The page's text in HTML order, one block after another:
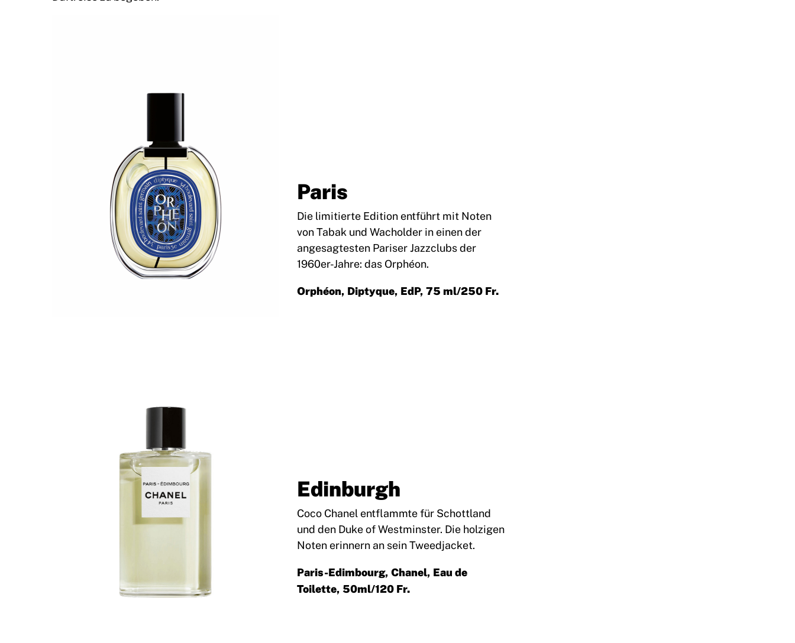
Paris
Die limitierte Edition entführt mit Noten
von Tabak und Wacholder in einen der
angesagtesten Pariser Jazzclubs der
1960er-Jahre: das Orphéon.
Orphéon, Diptyque, EdP, 75 ml/250 Fr.
Edinburgh
Coco Chanel entflammte für Schottland
und den Duke of Westminster. Die holzigen
Noten erinnern an sein Tweedjacket.
Paris-Edimbourg, Chanel, Eau de
Toilette, 50ml/120 Fr.